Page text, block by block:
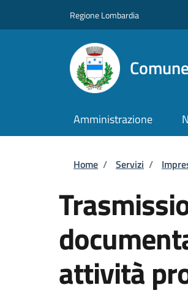
Regione Lombardia
Amministrazione
Briciole di
Home / Servizi /
attività